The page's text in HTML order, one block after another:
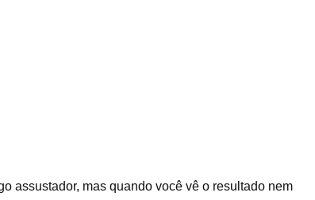
assustador, mas quando você vê o resultado nem